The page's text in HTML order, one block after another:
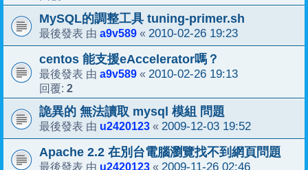
MySQL的調整工具 tuning-primer.sh
最後發表 由 a9v589 « 2010-02-26 19:23
centos 能支援eAccelerator嗎？
最後發表 由 a9v589 « 2010-02-26 19:13
回覆: 2
詭異的 無法讀取 mysql 模組 問題
最後發表 由 u2420123 « 2009-12-03 19:52
Apache 2.2 在別台電腦瀏覽找不到網頁問題
最後發表 由 u2420123 « 2009-11-26 02:46